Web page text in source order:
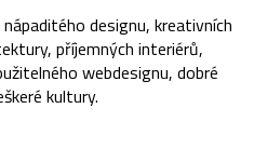
designu, kreativních
příjemných interiérů,
webdesignu, dobré
kultury.